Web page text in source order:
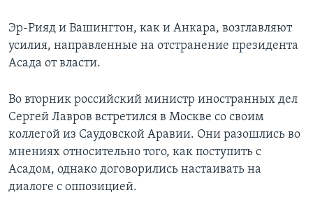
Эр-Рияд и Вашингтон, как и Анкара, возглавляют
усилия, направленные на отстранение президента
Асада от власти.
Во вторник российский министр иностранных дел
Сергей Лавров встретился в Москве со своим
коллегой из Саудовской Аравии. Они разошлись во
мнениях относительно того, как поступить с
Асадом, однако договорились настаивать на
диалоге с оппозицией.